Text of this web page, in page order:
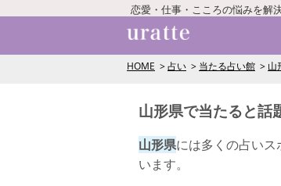
恋愛・仕事・こころの悩みを解
HOME 占い 当たる占い館 山
山形県で当たると話
山形県には多くの占い
います。